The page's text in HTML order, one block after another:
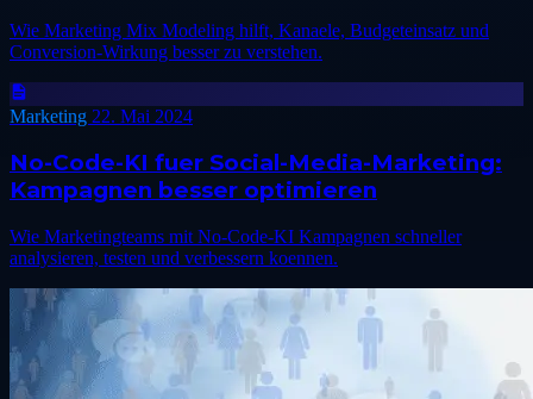
Wie Marketing Mix Modeling hilft, Kanaele, Budgeteinsatz und
Conversion-Wirkung besser zu verstehen.
Marketing 22. Mai 2024
No-Code-KI fuer Social-Media-Marketing:
Kampagnen besser optimieren
Wie Marketingteams mit No-Code-KI Kampagnen schneller
analysieren, testen und verbessern koennen.